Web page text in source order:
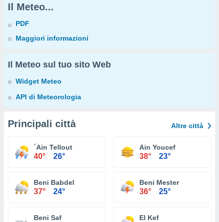
Il Meteo...
PDF
Maggiori informazioni
Il Meteo sul tuo sito Web
Widget Meteo
API di Meteorologia
Principali città Altre città
´Ain Tellout
40° 26°
Ain Youcef
38° 23°
Beni Babdel
37° 24°
Beni Mester
36° 25°
Beni Saf El Kef